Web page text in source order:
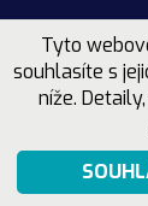
Tyto
souhlasíte s
níže.